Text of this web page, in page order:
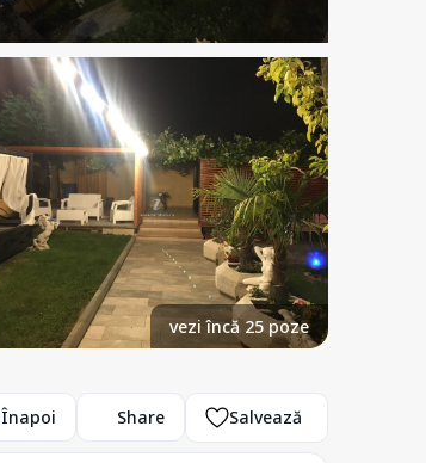
vezi încă 25 poze
Înapoi Share Salvează